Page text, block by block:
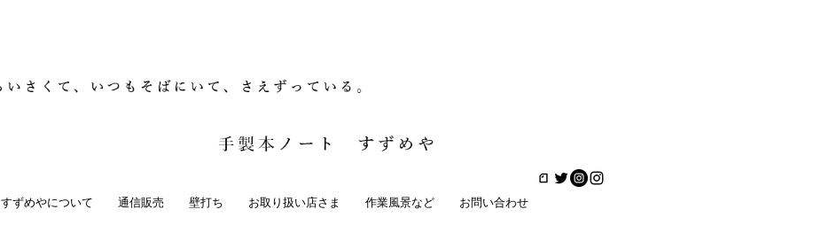
すずめやについて 通信販売 壁打ち お取り扱い店さま 作業風景など お問い合わせ